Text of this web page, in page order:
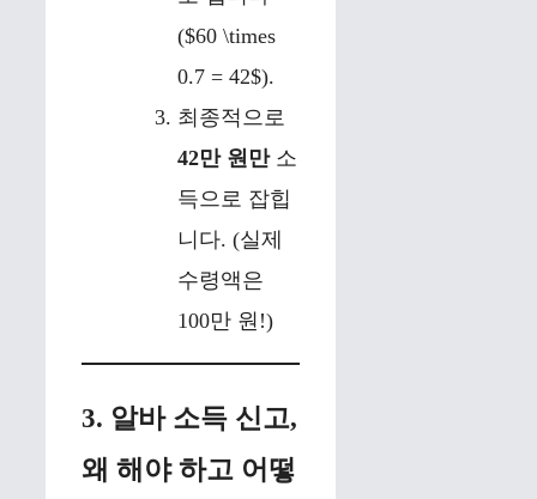
($60 \times
0.7 = 42$).
최종적으로
42만 원만소
득으로 잡힙
니다. (실제
수령액은
100만 원!)
3. 알바 소득 신고,
왜 해야 하고 어떻